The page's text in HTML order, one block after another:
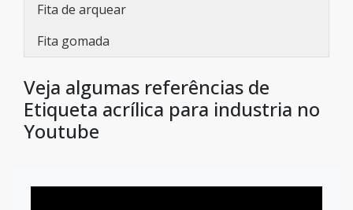
Fita de arquear
Fita gomada
Veja algumas referências de
Etiqueta acrílica para industria no
Youtube